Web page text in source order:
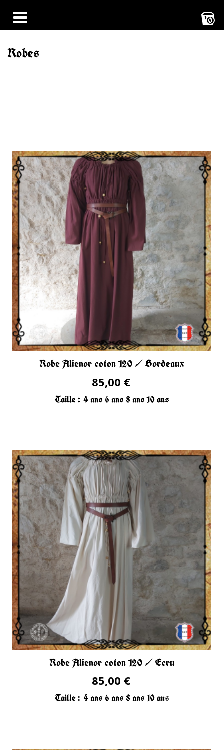
0
Robes
Robe Alienor coton 120 / Bordeaux
85,00 €
Taille : 4 ans 6 ans 8 ans10 ans
Robe Alienor coton 120 / Ecru
85,00 €
Taille : 4 ans 6 ans 8 ans10 ans